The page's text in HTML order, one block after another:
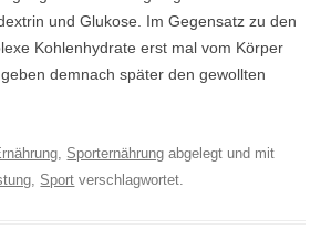
und Glukose. Im Gegensatz zu den
Kohlenhydrate erst mal vom Körper
demnach später den gewollten
, Sporternährung abgelegt und mit
, Sport verschlagwortet.